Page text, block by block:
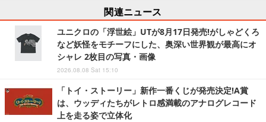
関連ニュース
ユニクロの「浮世絵」UTが8月17日発売!がしゃどくろ
など妖怪をモチーフにした、奥深い世界観が最高にオ
シャレ 2枚目の写真・画像
2026.08.08 Sat 15:10
「トイ・ストーリー」新作一番くじが発売決定!A賞
は、ウッディたちがレトロ感満載のアナログレコード
上を走る姿で立体化